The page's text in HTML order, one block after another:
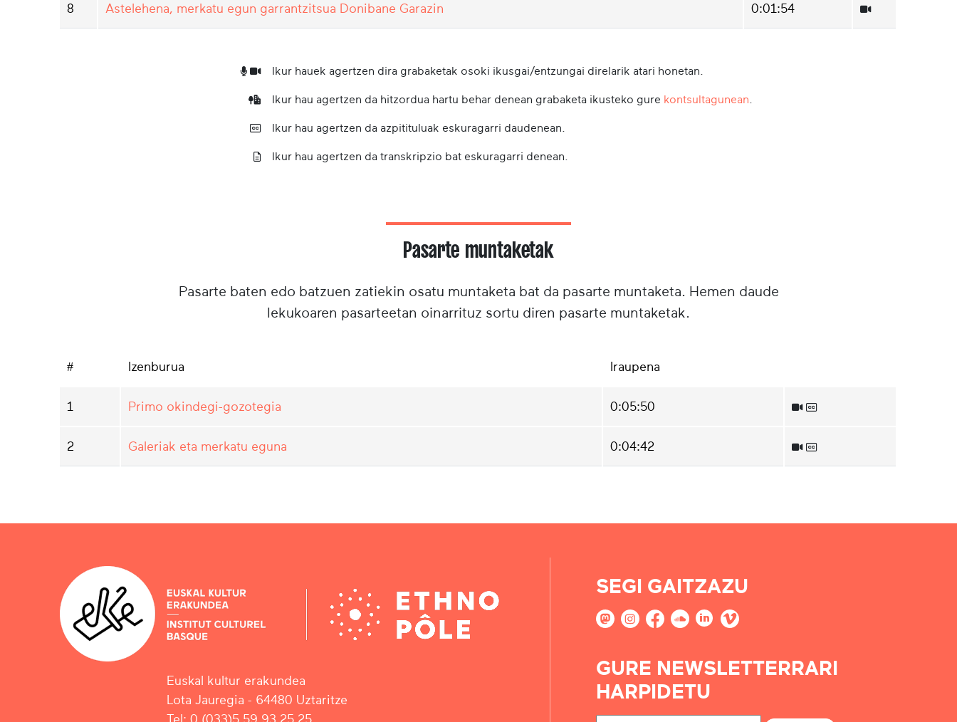
8 Astelehena, merkatu egun garrantzitsua Donibane Garazin 0:01:54
Ikur hauek agertzen dira grabaketak osoki ikusgai/entzungai direlarik atari honetan.
Ikur hau agertzen da hitzordua hartu behar denean grabaketa ikusteko gure kontsultagunean
Ikur hau agertzen da azpitituluak eskuragarri daudenean.
Ikur hau agertzen da transkripzio bat eskuragarri denean.
Pasarte muntaketak
Pasarte baten edo batzuen zatiekin osatu muntaketa bat da pasarte muntaketa. Hemen daude
lekukoaren pasarteetan oinarrituz sortu diren pasarte muntaketak.
# Izenburua Iraupena
1 Primo okindegi-gozotegia 0:05:50
2 Galeriak eta merkatu eguna 0:04:42
Euskal kultur erakundea
Lota Jauregia - 64480 Uztaritze
Tel: 0 (033)5 59 93 25 25
SEGI GAITZAZU
GURE NEWSLETTERRARI
HARPIDETU